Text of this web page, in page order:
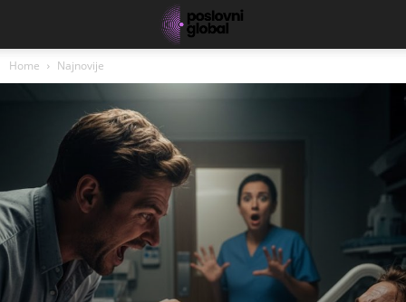
Home Najnovije